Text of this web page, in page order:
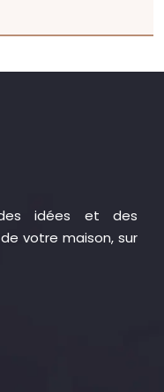
idées et des
votre maison, sur